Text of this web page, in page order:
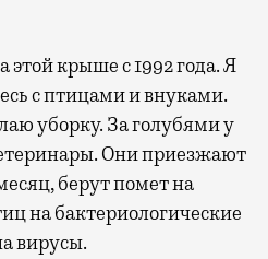
этой крыше с 1992 года. Я
с птицами и внуками.
уборку. За голубями у
Они приезжают
берут помет на
на бактериологические
вирусы.